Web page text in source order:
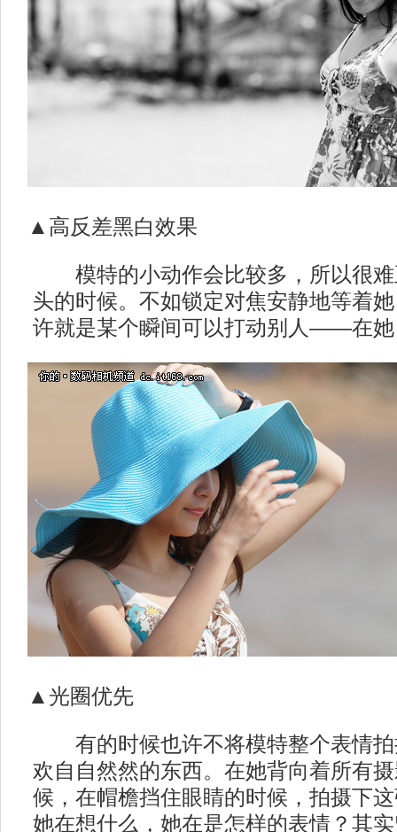
▲高反差黑白效果
模特的小动作会比较多，所以很难
头的时候。不如锁定对焦安静地等着
许就是某个瞬间可以打动别人——在她
▲光圈优先
有的时候也许不将模特整个表情拍
欢自自然然的东西。在她背向着所有
候，在帽檐挡住眼睛的时候，拍摄下
她在想什么，她在是怎样的表情？其